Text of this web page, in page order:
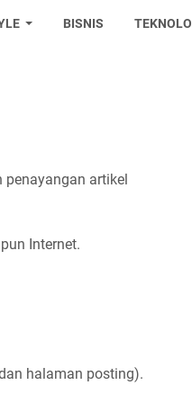
BISNIS
penayangan artikel
Internet.
halaman posting).